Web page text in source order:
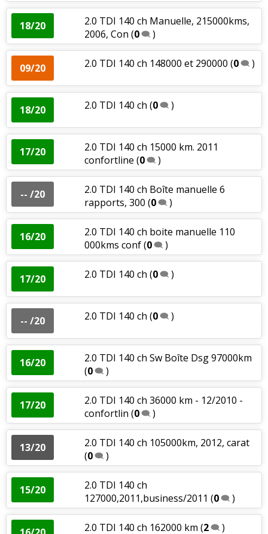
18/20
2.0 TDI 140 ch Manuelle, 215000kms,
2006, Con (0 )
09/20 2.0 TDI 140 ch 148000 et 290000 (0 )
18/20 2.0 TDI 140 ch (0 )
17/20
2.0 TDI 140 ch 15000 km. 2011
confortline (0 )
-- /20
2.0 TDI 140 ch Boîte manuelle 6
rapports, 300 (0 )
16/20
2.0 TDI 140 ch boite manuelle 110
000kms conf(0 )
17/20 2.0 TDI 140 ch (0 )
-- /20 2.0 TDI 140 ch (0 )
16/20
2.0 TDI 140 ch Sw Boîte Dsg 97000km
(0 )
17/20
2.0 TDI 140 ch 36000 km - 12/2010 -
confortlin (0 )
13/20
2.0 TDI 140 ch 105000km, 2012, carat
(0 )
15/20
2.0 TDI 140 ch
127000,2011,business/2011 (0 )
2.0 TDI 140 ch 162000 km (2 )